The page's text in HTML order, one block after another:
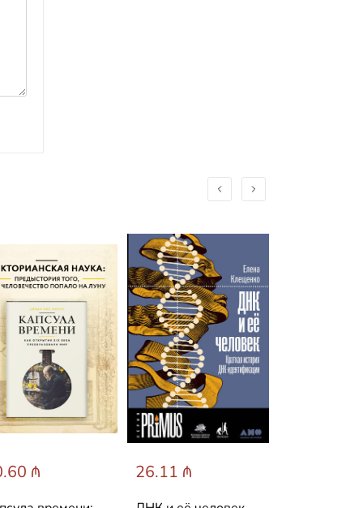
₼ 26.11 ₼